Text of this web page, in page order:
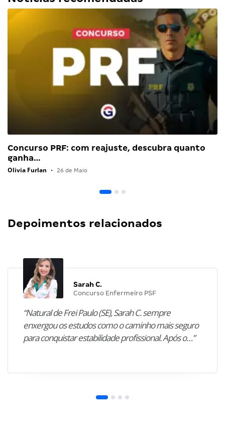
Concurso PRF: com reajuste, descubra quanto
ganha…
Olivia Furlan • 26 de Maio
Depoimentos relacionados
Sarah C.
Concurso Enfermeiro PSF
“Natural de Frei Paulo (SE), Sarah C. sempre
enxergou os estudos como o caminho mais seguro
para conquistar estabilidade profissional. Após o…”